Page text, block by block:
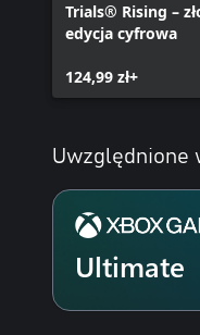
Trials® Rising –
edycja cyfrowa
124,99 zł+
Uwzględnione
Ultimate